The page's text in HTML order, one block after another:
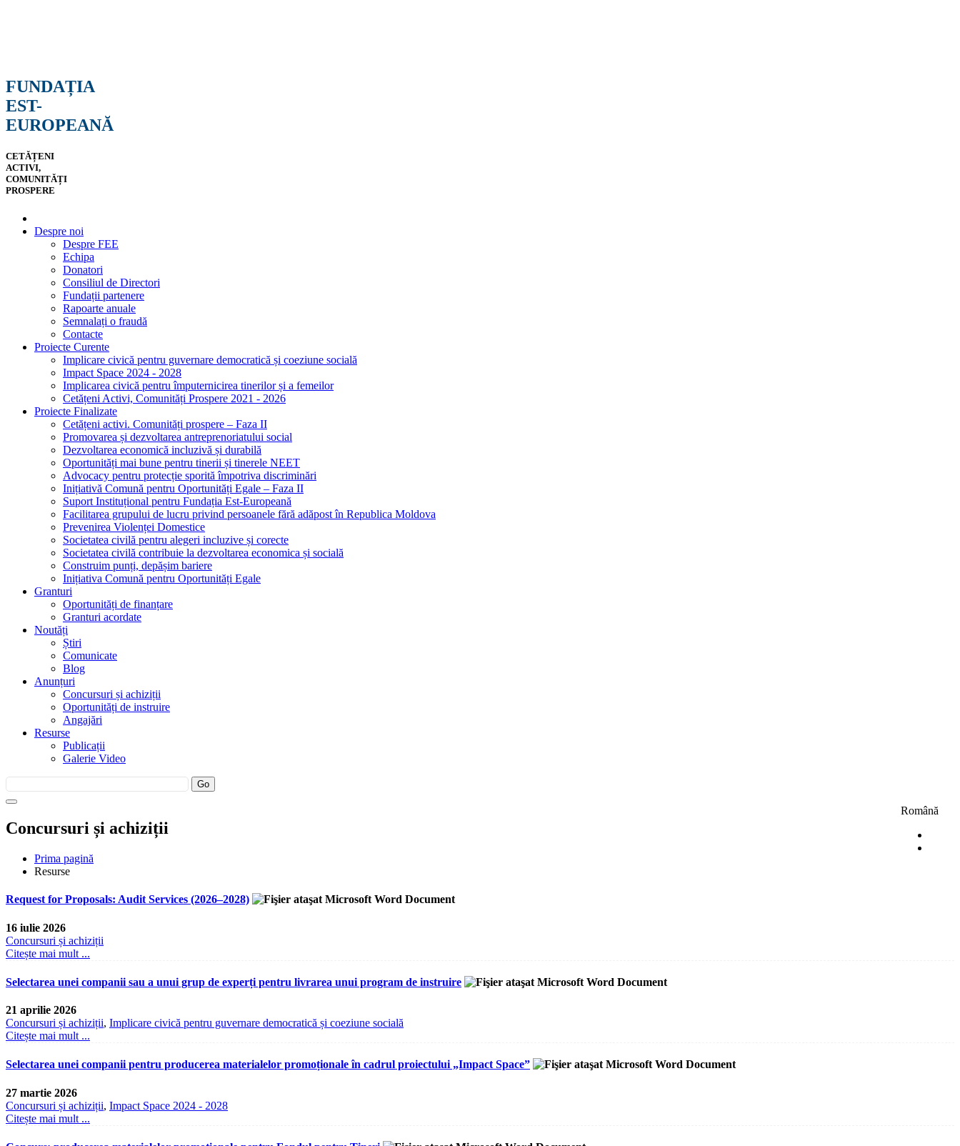
FUNDAȚIA
EST-
EUROPEANĂ
CETĂȚENI
ACTIVI,
COMUNITĂȚI
PROSPERE
Despre noi
Despre FEE
Echipa
Donatori
Consiliul de Directori
Fundații partenere
Rapoarte anuale
Semnalați o fraudă
Contacte
Proiecte Curente
Implicare civică pentru guvernare democratică și coeziune socială
Impact Space 2024 - 2028
Implicarea civică pentru împuternicirea tinerilor și a femeilor
Cetățeni Activi, Comunități Prospere 2021 - 2026
Proiecte Finalizate
Cetățeni activi. Comunități prospere – Faza II
Promovarea și dezvoltarea antreprenoriatului social
Dezvoltarea economică incluzivă și durabilă
Oportunități mai bune pentru tinerii și tinerele NEET
Advocacy pentru protecție sporită împotriva discriminări
Inițiativă Comună pentru Oportunități Egale – Faza II
Suport Instituțional pentru Fundația Est-Europeană
Facilitarea grupului de lucru privind persoanele fără adăpost în Republica Moldova
Prevenirea Violenței Domestice
Societatea civilă pentru alegeri incluzive și corecte
Societatea civilă contribuie la dezvoltarea economica și socială
Construim punți, depășim bariere
Inițiativa Comună pentru Oportunități Egale
Granturi
Oportunități de finanțare
Granturi acordate
Noutăți
Știri
Comunicate
Blog
Anunțuri
Concursuri și achiziții
Oportunități de instruire
Angajări
Resurse
Publicații
Galerie Video
Română
Concursuri și achiziții
Prima pagină
Resurse
Request for Proposals: Audit Services (2026–2028)
16 iulie 2026
Concursuri și achiziții
Citește mai mult ...
Selectarea unei companii sau a unui grup de experți pentru livrarea unui program de instruire
21 aprilie 2026
Concursuri și achiziții, Implicare civică pentru guvernare democratică și coeziune socială
Citește mai mult ...
Selectarea unei companii pentru producerea materialelor promoționale în cadrul proiectului „Impact Space”
27 martie 2026
Concursuri și achiziții, Impact Space 2024 - 2028
Citește mai mult ...